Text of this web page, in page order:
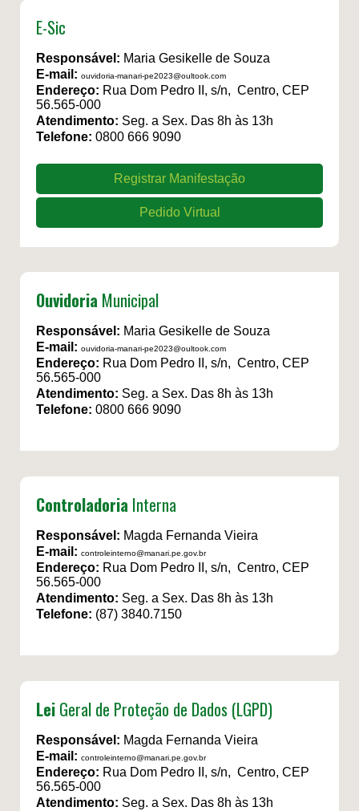
E-Sic
Responsável: Maria Gesikelle de Souza
E-mail: ouvidoria-manari-pe2023@oultook.com
Endereço: Rua Dom Pedro II, s/n, Centro, CEP
56.565-000
Atendimento: Seg. a Sex. Das 8h às 13h
Telefone: 0800 666 9090
Registrar Manifestação
Pedido Virtual
Ouvidoria Municipal
Responsável: Maria Gesikelle de Souza
E-mail: ouvidoria-manari-pe2023@oultook.com
Endereço: Rua Dom Pedro II, s/n, Centro, CEP
56.565-000
Atendimento: Seg. a Sex. Das 8h às 13h
Telefone: 0800 666 9090
Controladoria Interna
Responsável: Magda Fernanda Vieira
E-mail: controleinterno@manari.pe.gov.br
Endereço: Rua Dom Pedro II, s/n, Centro, CEP
56.565-000
Atendimento: Seg. a Sex. Das 8h às 13h
Telefone: (87) 3840.7150
Lei Geral de Proteção de Dados (LGPD)
Responsável: Magda Fernanda Vieira
E-mail: controleinterno@manari.pe.gov.br
Endereço: Rua Dom Pedro II, s/n, Centro, CEP
56.565-000
Atendimento: Seg. a Sex. Das 8h às 13h